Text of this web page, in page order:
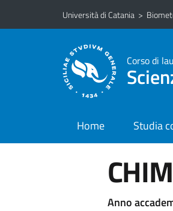
Vai al contenuto principale
Vai al menu di navigazione
Università di Catania >
Corso di
Home Studia
Anno